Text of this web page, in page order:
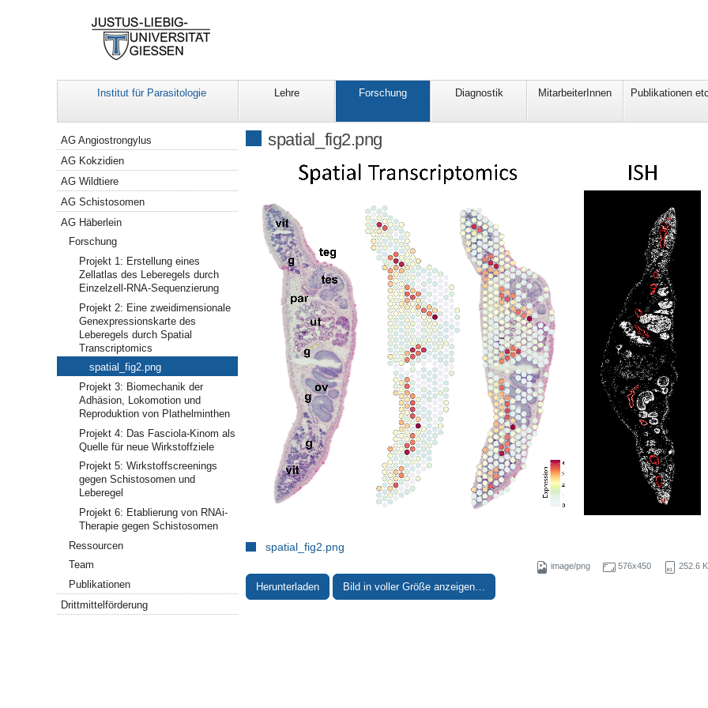
Institut für Parasitologie Lehre Forschung Diagnostik MitarbeiterInnen Publikationen
spatial_fig2.png
spatial_fig2.png
image/png 576x450 252.6
Herunterladen Bild in voller Größe anzeigen…
Navigation
AG Angiostrongylus
AG Kokzidien
AG Wildtiere
AG Schistosomen
AG Häberlein
Forschung
Projekt 1: Erstellung eines
Zellatlas des Leberegels durch
Einzelzell-RNA-Sequenzierung
Projekt 2: Eine zweidimensionale
Genexpressionskarte des
Leberegels durch Spatial
Transcriptomics
spatial_fig2.png
Projekt 3: Biomechanik der
Adhäsion, Lokomotion und
Reproduktion von Plathelminthen
Projekt 4: Das Fasciola-Kinom als
Quelle für neue Wirkstoffziele
Projekt 5: Wirkstoffscreenings
gegen Schistosomen und
Leberegel
Projekt 6: Etablierung von RNAi-
Therapie gegen Schistosomen
Ressourcen
Team
Publikationen
Drittmittelförderung